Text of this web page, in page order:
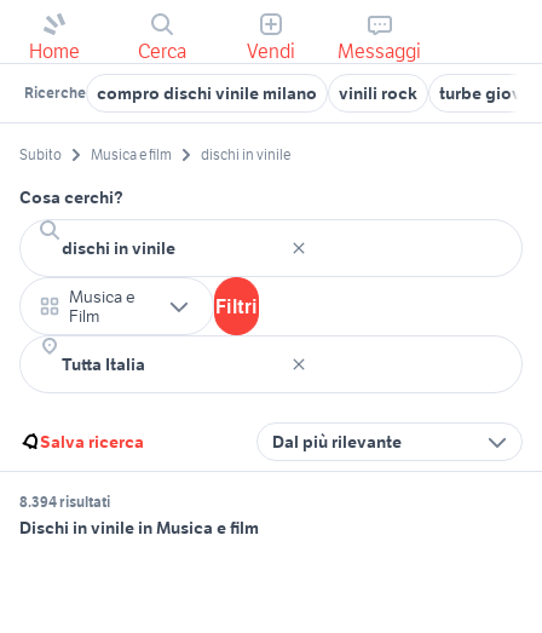
Home Cerca Vendi Messaggi
Ricerche compro dischi vinile milano vinili rock turbe
Subito Musica e film dischi in vinile
Cosa cerchi?
Musica e
Film
Filtri
Salva ricerca Dal più rilevante
8.394 risultati
Dischi in vinile in Musica e film